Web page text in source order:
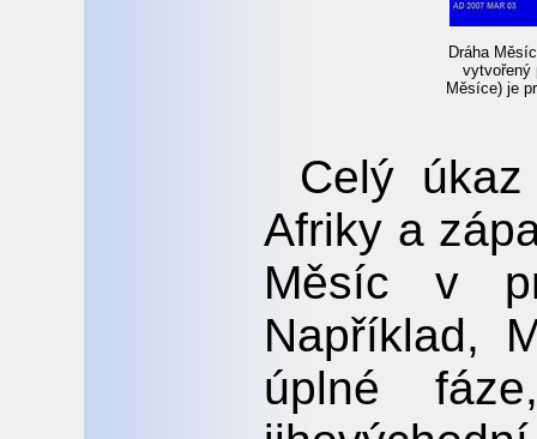
Dráha
vytvořený
Měsíce) je
Celý
Afriky a
Měsíc v
Například,
úplné